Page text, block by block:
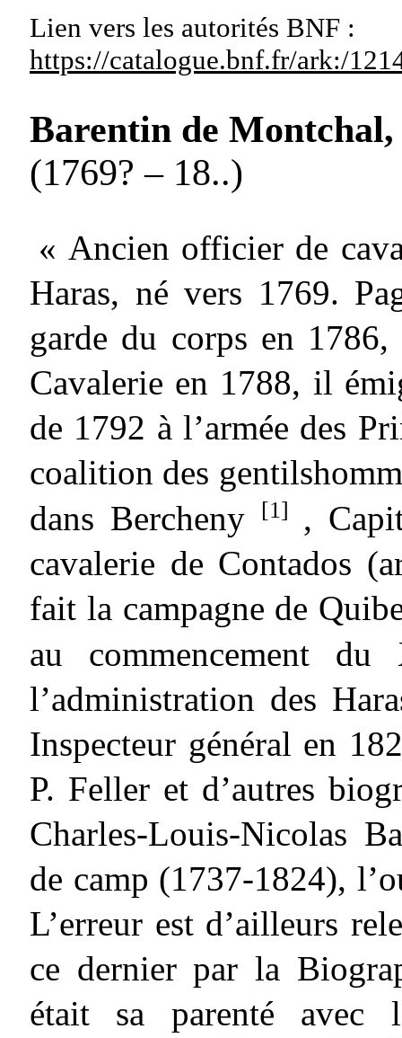
Lien vers les autorités BNF :
https://catalogue.bnf.fr/ark:/
Barentin de
(1769? – 18..)
« Ancien officier de
Haras, né vers 1769.
garde du corps en
Cavalerie en 1788, il
de 1792 à l’armée des
coalition des
dans Bercheny
[1] ,
cavalerie de Contados
fait la campagne de
au commencement
l’administration des
Inspecteur général en
P. Feller et d’autres
Charles-Louis-Nicolas
de camp (1737-1824),
L’erreur est d’ailleurs
ce dernier par la
était sa parenté avec